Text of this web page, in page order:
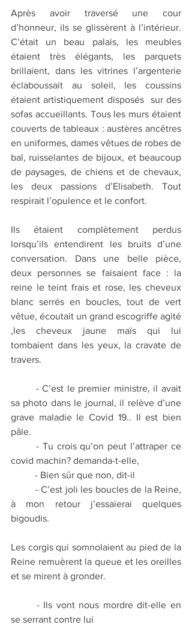
Après avoir traversé une cour
d’honneur, ils se glissèrent à l’intérieur.
C’était un beau palais, les meubles
étaient très élégants, les parquets
brillaient, dans les vitrines l’argenterie
éclaboussait au soleil, les coussins
étaient artistiquement disposés  sur des
sofas accueillants. Tous les murs étaient
couverts de tableaux : austères ancêtres
en uniformes, dames vêtues de robes de
bal, ruisselantes de bijoux, et beaucoup
de paysages, de chiens et de chevaux,
les deux passions d’Elisabeth. Tout
respirait l’opulence et le confort.
Ils étaient complètement perdus
lorsqu’ils entendirent les bruits d’une
conversation. Dans une belle pièce,
deux personnes se faisaient face : la
reine le teint frais et rose, les cheveux
blanc serrés en boucles, tout de vert
vêtue, écoutait un grand escogriffe agité
,les cheveux jaune maïs qui lui
tombaient dans les yeux, la cravate de
travers.
sa photo dans le journal, il relève d’une
grave maladie le Covid 19.. Il est bien
pâle.
covid machin? demanda-t-elle,
	- Bien sûr que non, dit-il
à mon retour j’essaierai quelques
bigoudis.
Les corgis qui somnolaient au pied de la
Reine remuèrent la queue et les oreilles
et se mirent à gronder.
se serrant contre lui